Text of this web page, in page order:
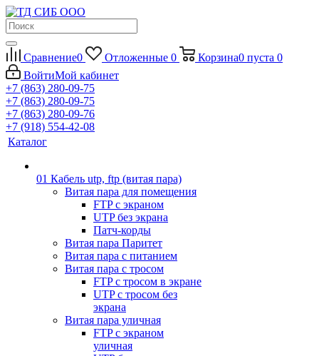
Сравнение0 Отложенные 0 Корзина0 пуста 0
ВойтиМой кабинет
+7 (863) 280-09-75
+7 (863) 280-09-75
+7 (863) 280-09-76
+7 (918) 554-42-08
Каталог
01 Кабель utp, ftp (витая пара)
Витая пара для помещения
FTP с экраном
UTP без экрана
Патч-корды
Витая пара Паритет
Витая пара с питанием
Витая пара с тросом
FTP с тросом в экране
UTP с тросом без
экрана
Витая пара уличная
FTP с экраном
уличная